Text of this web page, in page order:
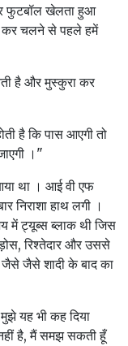
फुटबॉल खेलता हुआ
कर चलने से पहले हमें
है और मुस्कुरा कर
है कि पास आएगी तो
।"
था । आई वी एफ
निराशा हाथ लगी ।
में ट्यूब्स ब्लाक थी जिस
रिश्तेदार और उससे
जैसे जैसे शादी के बाद का
यह भी कह दिया
नहीं है, मैं समझ सकती हूँ